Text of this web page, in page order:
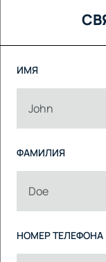
ИМЯ
ФАМИЛИЯ
НОМЕР ТЕЛЕФОНА